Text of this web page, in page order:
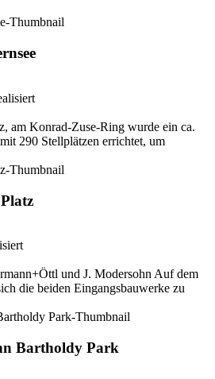
am Konrad-Zuse-Ring wurde ein ca.
290 Stellplätzen errichtet, um
und J. Modersohn Auf dem
die beiden Eingangsbauwerke zu
Bartholdy Park